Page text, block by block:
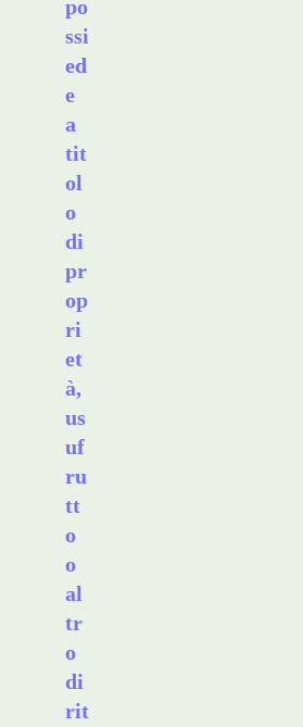
po
ssi
ed
e
a
tit
ol
o
di
pr
op
ri
et
à,
us
uf
ru
tt
o
o
al
tr
o
di
rit